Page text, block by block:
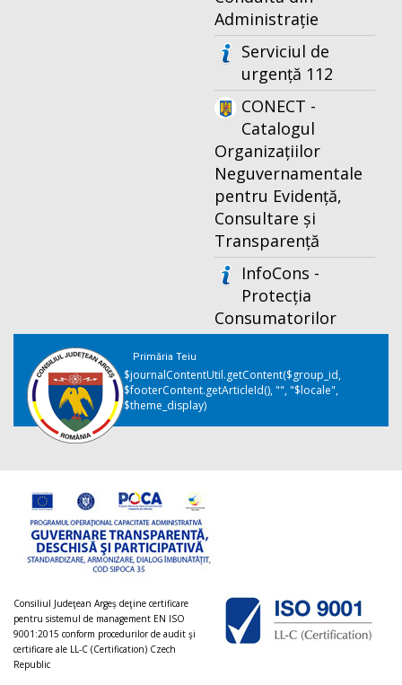
Administrație
Serviciul de
urgență 112
CONECT -
Catalogul
Organizațiilor
Neguvernamentale
pentru Evidență,
Consultare și
Transparență
InfoCons -
Protecția
Consumatorilor
Primăria Teiu
$journalContentUtil.getContent($group_id,
$footerContent.getArticleId(), "", "$locale",
$theme_display)
Consiliul Judeţean Argeș deţine certificare
pentru sistemul de management EN ISO
9001:2015 conform procedurilor de audit şi
certificare ale LL-C (Certification) Czech
Republic